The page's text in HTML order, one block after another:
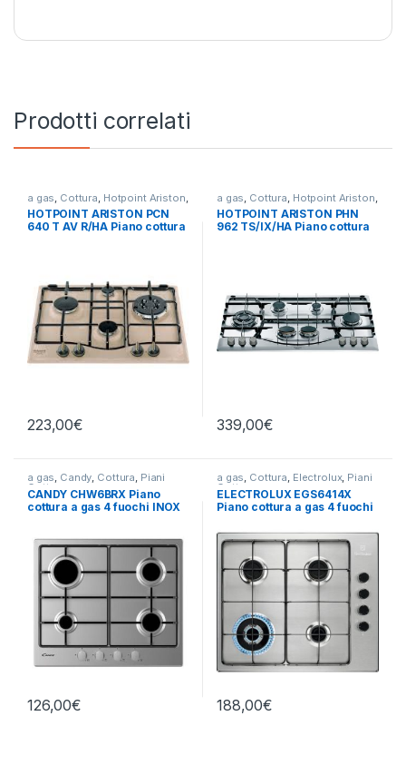
Prodotti correlati
a gas Cottura Hotpoint Ariston
Piani Cottura
HOTPOINT ARISTON PCN
640 T AV R/HA Piano cottura
223,00€
a gas Cottura Hotpoint Ariston
Piani Cottura
HOTPOINT ARISTON PHN
962 TS/IX/HA Piano cottura
339,00€
a gas, Candy, Cottura, Piani
Cottura
CANDY CHW6BRX Piano
cottura a gas 4 fuochi INOX
126,00€
a gas, Cottura, Electrolux, Piani
Cottura
ELECTROLUX EGS6414X
Piano cottura a gas 4 fuochi
188,00€